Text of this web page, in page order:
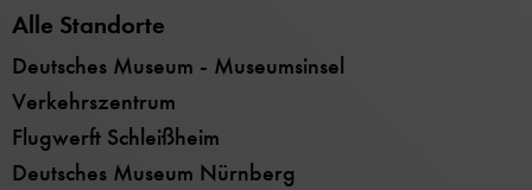
Alle Standorte
Deutsches Museum - Museumsinsel
Verkehrszentrum
Flugwerft Schleißheim
Deutsches Museum Nürnberg